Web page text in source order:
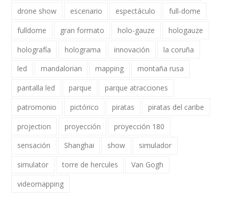
drone show
escenario espectáculo
full-dome
fulldome
gran formato holo-gauze
hologauze
holografía
holograma innovación
la coruña
led
mandalorian mapping
montaña rusa
pantalla led
parque
parque atracciones
patromonio
pictórico piratas
piratas del caribe
projection
proyección
proyección 180
sensación
Shanghai show
simulador
simulator
torre de hercules
Van Gogh
videomapping